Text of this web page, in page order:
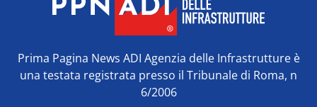
Prima Pagina News ADI Agenzia delle Infrastrutture è
una testata registrata presso il Tribunale di Roma, n
6/2006